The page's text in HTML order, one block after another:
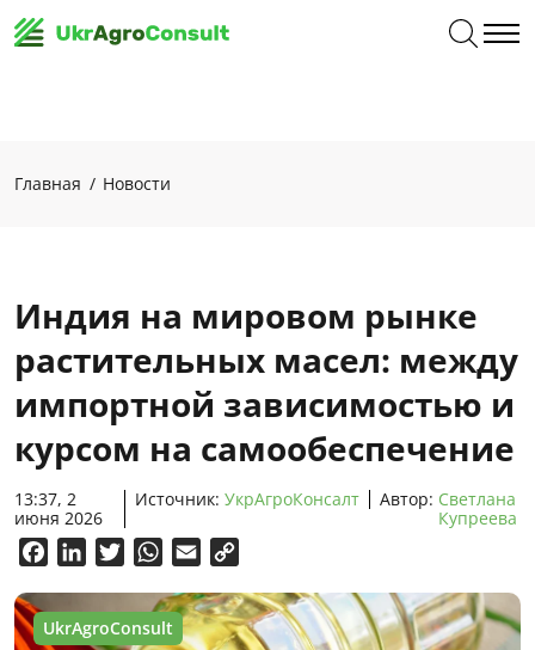
Главная Новости
Индия на мировом рынке
растительных масел: между
импортной зависимостью и
курсом на самообеспечение
13:37, 2
июня 2026
Источник: УкрАгроКонсалт Автор: Светлана
Купреева
FacebookLinkedInTwitterWhatsApp
Email
UkrAgroConsult